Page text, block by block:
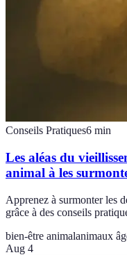
Conseils Pratiques6 min
Les aléas du
animal à les
Apprenez à surmonter les
grâce à des conseils
bien-être animalanimaux
Aug 4